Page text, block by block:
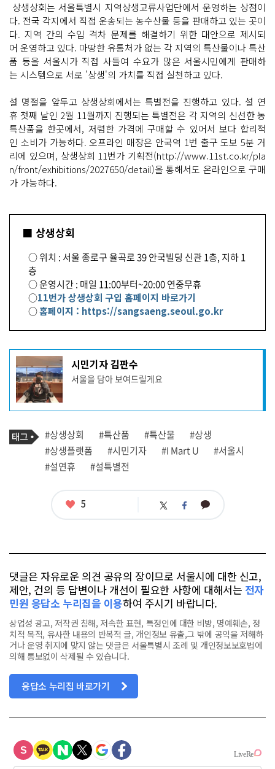
상생상회는 서울특별시 지역상생교류사업단에서 운영하는 상점이
다. 전국 각지에서 직접 운송되는 농수산물 등을 판매하고 있는 곳이
다. 지역 간의 수입 격차 문제를 해결하기 위한 대안으로 제시되
어 운영하고 있다. 마땅한 유통처가 없는 각 지역의 특산물이나 특산
품 등을 서울시가 직접 사들여 수요가 많은 서울시민에게 판매하
는 시스템으로 서로 '상생'의 가치를 직접 실천하고 있다.
설 명절을 앞두고 상생상회에서는 특별전을 진행하고 있다. 설 연
휴 첫째 날인 2월 11월까지 진행되는 특별전은 각 지역의 신선한 농
특산품을 한곳에서, 저렴한 가격에 구매할 수 있어서 보다 합리적
인 소비가 가능하다. 오프라인 매장은 안국역 1번 출구 도보 5분 거
리에 있으며, 상생상회 11번가 기획전(http://www.11st.co.kr/pla
n/front/exhibitions/2027650/detail)을 통해서도 온라인으로 구매
가 가능하다.
■ 상생상회
○ 위치 : 서울 종로구 율곡로 39 안국빌딩 신관 1층, 지하 1
층
○ 운영시간 : 매일 11:00부터~20:00 연중무휴
○11번가 상생상회 구입 홈페이지 바로가기
○홈페이지 : https://sangsaeng.seoul.go.kr
기
사
작
성
자
프
필
시민기자 김판수
서울을 담아 보여드릴게요
기
사
관
련
태
태
그
#상생상회 #특산품 #특산물
#상생
#상생플랫폼
#시민기자 #I Mart U
#서울시
#설연휴
#설특별전
좋
5 트 페 카
댓글은 자유로운 의견 공유의 장이므로 서울시에 대한 신고,
제안, 건의 등 답변이나 개선이 필요한 사항에 대해서는 전자
민원 응답소 누리집을 이용하여 주시기 바랍니다.
상업성 광고, 저작권 침해, 저속한 표현, 특정인에 대한 비방, 명예훼손, 정
치적 목적, 유사한 내용의 반복적 글, 개인정보 유출,그 밖에 공익을 저해하
거나 운영 취지에 맞지 않는 댓글은 서울특별시 조례 및 개인정보보호법에
의해 통보없이 삭제될 수 있습니다.
응답소 누리집 바로가기